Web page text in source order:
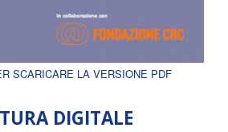
SCARICARE LA VERSIONE PDF
DIGITALE